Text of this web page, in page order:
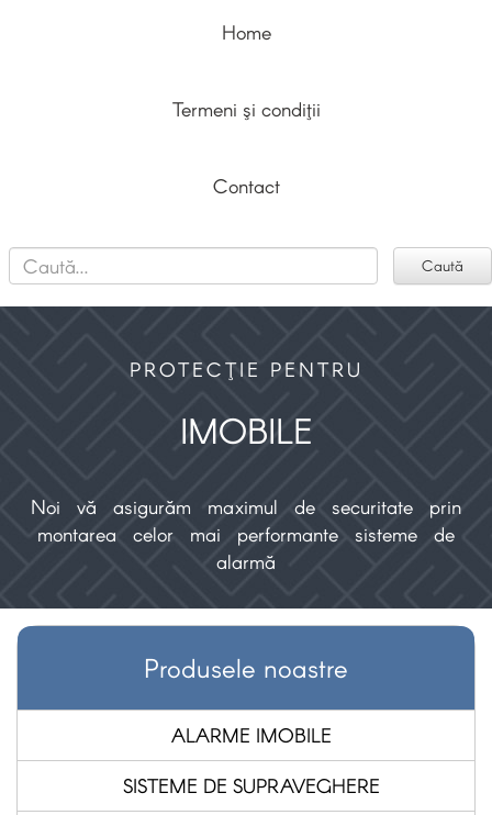
Home
Termeni şi condiţii
Contact
PROTECŢIE PENTRU
IMOBILE
Noi vă asigurăm maximul de securitate prin
montarea celor mai performante sisteme de
alarmă
Produsele noastre
ALARME IMOBILE
SISTEME DE SUPRAVEGHERE